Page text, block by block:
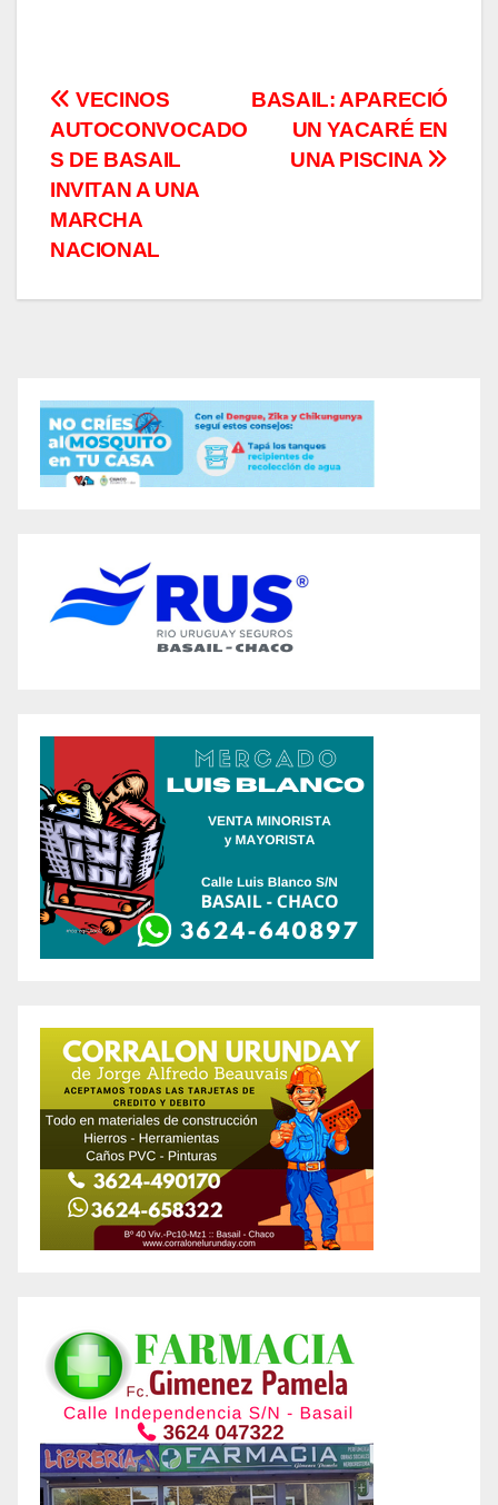
Navegación
de
entradas
BASAIL: APARECIÓ
UN YACARÉ EN
UNA PISCINA
VECINOS
AUTOCONVOCADO
S DE BASAIL
INVITAN A UNA
MARCHA
NACIONAL